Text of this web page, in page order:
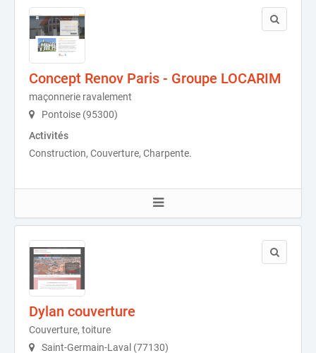
Concept Renov Paris - Groupe LOCARIM
maçonnerie ravalement
Pontoise (95300)
Activités
Construction, Couverture, Charpente.
Dylan couverture
Couverture, toiture
Saint-Germain-Laval (77130)